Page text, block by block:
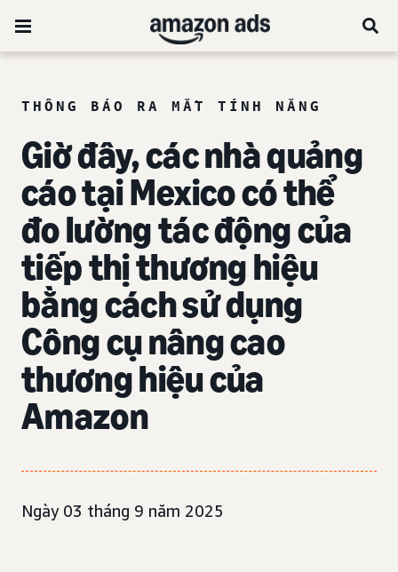
THÔNG BÁO RA MẮT TÍNH NĂNG
Giờ đây, các nhà quảng
cáo tại Mexico có thể
đo lường tác động của
tiếp thị thương hiệu
bằng cách sử dụng
Công cụ nâng cao
thương hiệu của
Amazon
Ngày 03 tháng 9 năm 2025